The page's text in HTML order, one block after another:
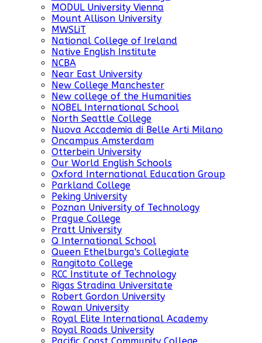
MODUL University Vienna
Mount Allison University
MWSLiT
National College of Ireland
Native English Institute
NCBA
Near East University
New College Manchester
New college of the Humanities
NOBEL International School
North Seattle College
Nuova Accademia di Belle Arti Milano
Oncampus Amsterdam
Otterbein University
Our World English Schools
Oxford International Education Group
Parkland College
Peking University
Poznan University of Technology
Prague College
Pratt University
Q International School
Queen Ethelburga's Collegiate
Rangitoto College
RCC Institute of Technology
Rigas Stradina Universitate
Robert Gordon University
Rowan University
Royal Elite International Academy
Royal Roads University